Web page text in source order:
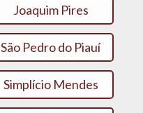
Joaquim Pires
São Pedro do Piauí
Simplício Mendes